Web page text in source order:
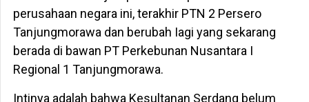
perusahaan negara ini, terakhir PTN 2 Persero
Tanjungmorawa dan berubah Iagi yang sekarang
berada di bawan PT Perkebunan Nusantara I
Regional 1 Tanjungmorawa.
Intinya adalah bahwa Kesultanan Serdang belum